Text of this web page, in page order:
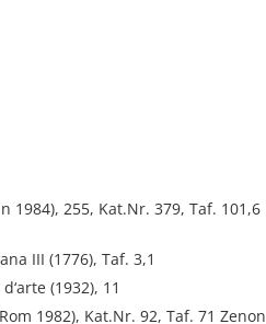
1984), 255, Kat.Nr. 379, Taf. 101,6
III (1776), Taf. 3,1
(1932), 11
1982), Kat.Nr. 92, Taf. 71 Zenon